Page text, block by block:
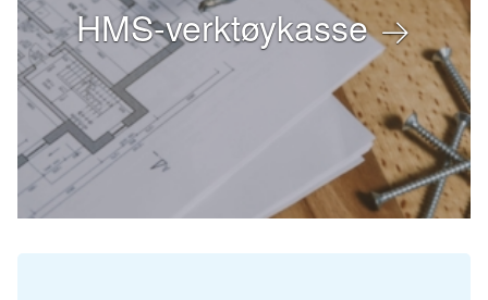
HMS-verktøykasse